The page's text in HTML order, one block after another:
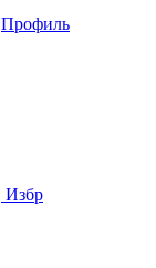
Профиль
Избр